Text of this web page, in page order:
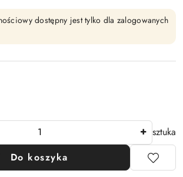
dostępny jest tylko dla zalogowanych
sztuka
Do koszyka